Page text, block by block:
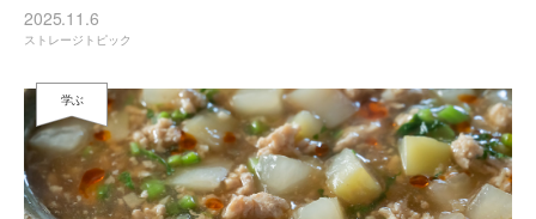
2025.11.6
ストレージトピック
学ぶ